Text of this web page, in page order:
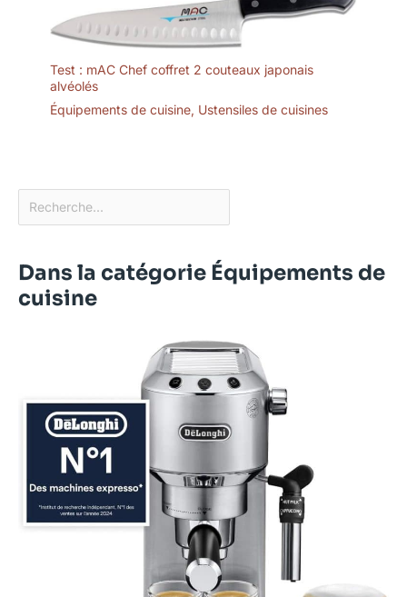
Test : mAC Chef coffret 2 couteaux japonais
alvéolés
Équipements de cuisine, Ustensiles de cuisines
Dans la catégorie Équipements de
cuisine